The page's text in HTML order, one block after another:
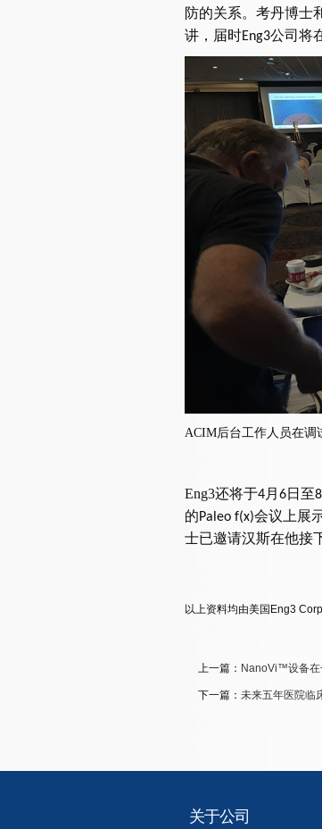
防的关系。考丹博士
讲，届时Eng3公司将
ACIM后台工作人员在调
Eng3还将于4月 6日至8
的Paleo f(x)会议上展
士已邀请汉斯在他接
以上资料均由美国Eng3
上一篇： NanoVi™设备在
下一篇： 未来五年医院临
关于公司